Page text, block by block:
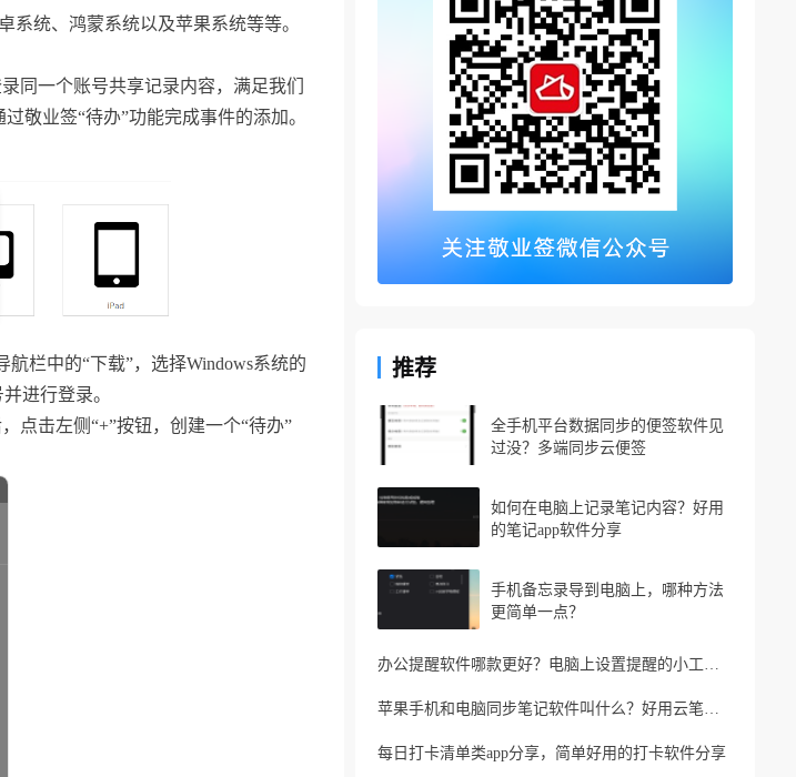
系统、鸿蒙系统以及苹果系统等等。
同一个账号共享记录内容，满足我们
敬业签“待办”功能完成事件的添加。
栏中的“下载”，选择Windows系统的
进行登录。
点击左侧“+”按钮，创建一个“待办”
推荐
全手机平台数据同步的便签软件见
过没？多端同步云便签
如何在电脑上记录笔记内容？好用
的笔记app软件分享
手机备忘录导到电脑上，哪种方法
更简单一点？
办公提醒软件哪款更好？电脑上设置提醒的小工具推荐
苹果手机和电脑同步笔记软件叫什么？好用云笔记软件分享
每日打卡清单类app分享，简单好用的打卡软件分享